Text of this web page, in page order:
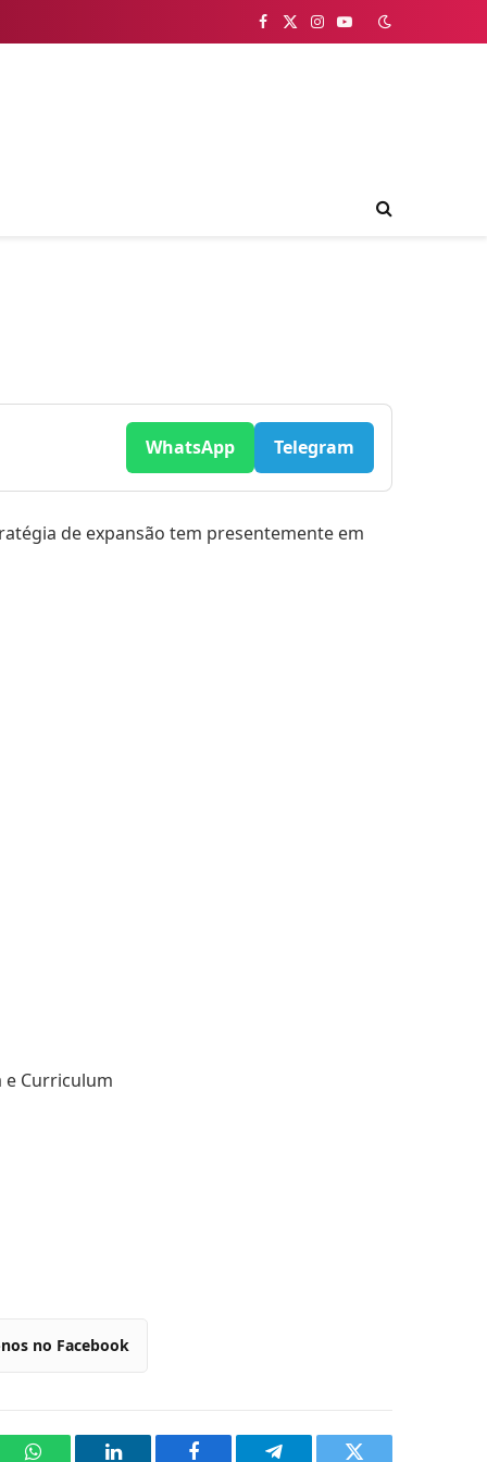
Facebook
X
Instagram
YouTube
WhatsApp Telegram
de expansão tem presentemente em
e Curriculum
no Facebook